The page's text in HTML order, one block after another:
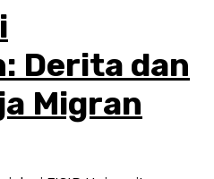
Derita dan
Migran